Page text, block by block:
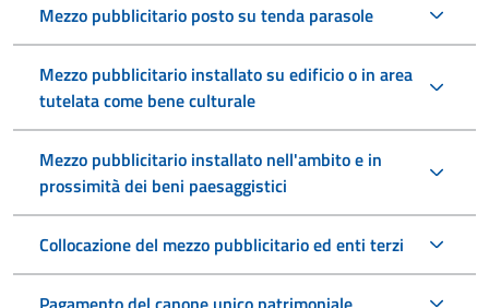
Mezzo pubblicitario posto su tenda parasole
Mezzo pubblicitario installato su edificio o in area
tutelata come bene culturale
Mezzo pubblicitario installato nell'ambito e in
prossimità dei beni paesaggistici
Collocazione del mezzo pubblicitario ed enti terzi